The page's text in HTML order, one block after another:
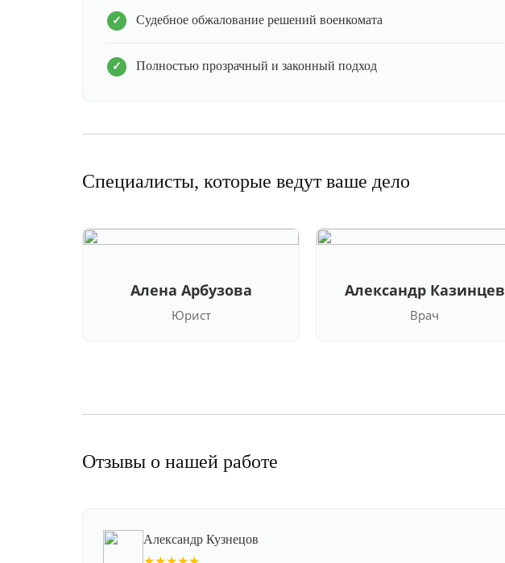
Судебное обжалование решений военкомата
Полностью прозрачный и законный подход
Специалисты, которые ведут ваше дело
Алена Арбузова
Юрист
Александр Казинцев
Врач
Отзывы о нашей работе
Александр Кузнецов